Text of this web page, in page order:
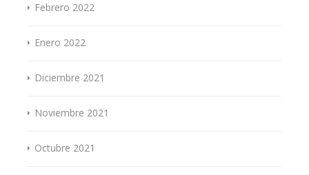
Febrero 2022
Enero 2022
Diciembre 2021
Noviembre 2021
Octubre 2021